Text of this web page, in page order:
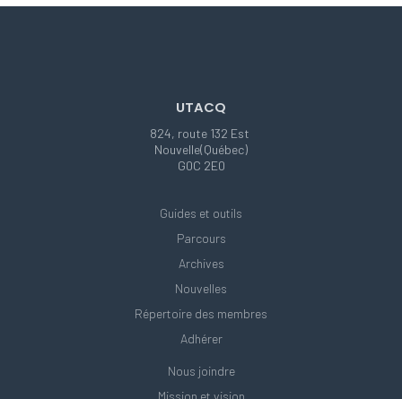
UTACQ
824, route 132 Est
Nouvelle(Québec)
G0C 2E0
Guides et outils
Parcours
Archives
Nouvelles
Répertoire des membres
Adhérer
Nous joindre
Mission et vision